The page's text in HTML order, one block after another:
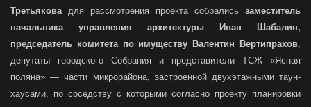
Третьякова для рассмотрения проекта собрались заместитель
начальника управления архитектуры Иван Шабалин,
председатель комитета по имуществу Валентин Вертипрахов
депутаты городского Собрания и представители ТСЖ «Ясная
поляна» — части микрорайона, застроенной двухэтажными таун-
хаусами, по соседству с которыми согласно проекту планировки